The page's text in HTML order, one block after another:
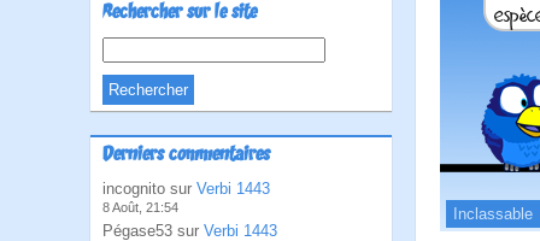
Rechercher sur le site
Derniers commentaires
incognito sur Verbi 1443
8 Août, 21:54
Pégase53 sur Verbi 1443
Inclassable